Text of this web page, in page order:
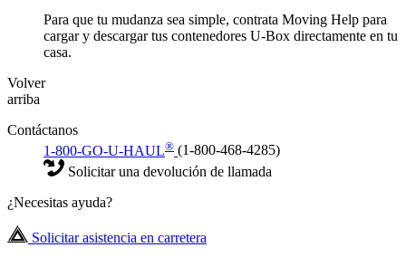
Para que tu mudanza sea simple, contrata Moving Help para
cargar y descargar tus contenedores U-Box directamente en tu
casa.
Volver
arriba
Contáctanos
1-800-GO-U-HAUL® (1-800-468-4285)
Solicitar una devolución de llamada
¿Necesitas ayuda?
Solicitar asistencia en carretera